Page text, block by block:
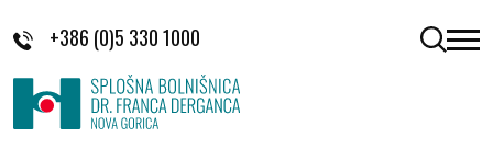
+386 (0)5 330 1000 odpri